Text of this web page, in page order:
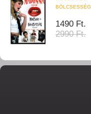
BÖLCSESSÉG
1490 Ft.
2990 Ft.